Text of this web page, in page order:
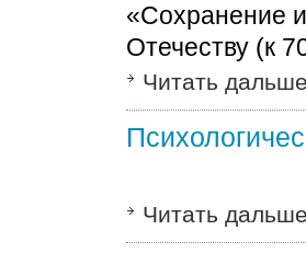
«Сохранение
Отечеству (к
Читать
Читать